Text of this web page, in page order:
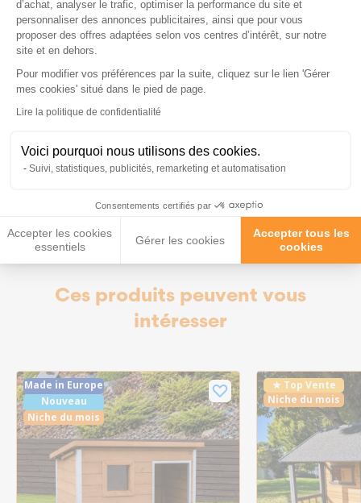
d’achat, analyser le trafic, optimiser la performance du site et
personnaliser des annonces publicitaires, ainsi que pour vous
proposer des offres adaptées selon vos centres d’intérêt, sur notre
site et en dehors.
Pour modifier vos préférences par la suite, cliquez sur le lien 'Gérer
mes cookies' situé dans le pied de page.
Lire la politique de confidentialité
Voici pourquoi nous utilisons des cookies.
Suivi, statistiques, publicités, remarketing et automatisation
Consentements certifiés par
Accepter les cookies
essentiels
Gérer les cookies
Accepter tous les
cookies
Axeptio consent
Est ce que cette niche convient a un chien
lourd ?
Est ce que cette niche convient a un chien
destructeur?
Ces produits peuvent vous
intéresser
Made in Europe
Nouveau
Niche du mois
★ Top Vente
Niche du mois